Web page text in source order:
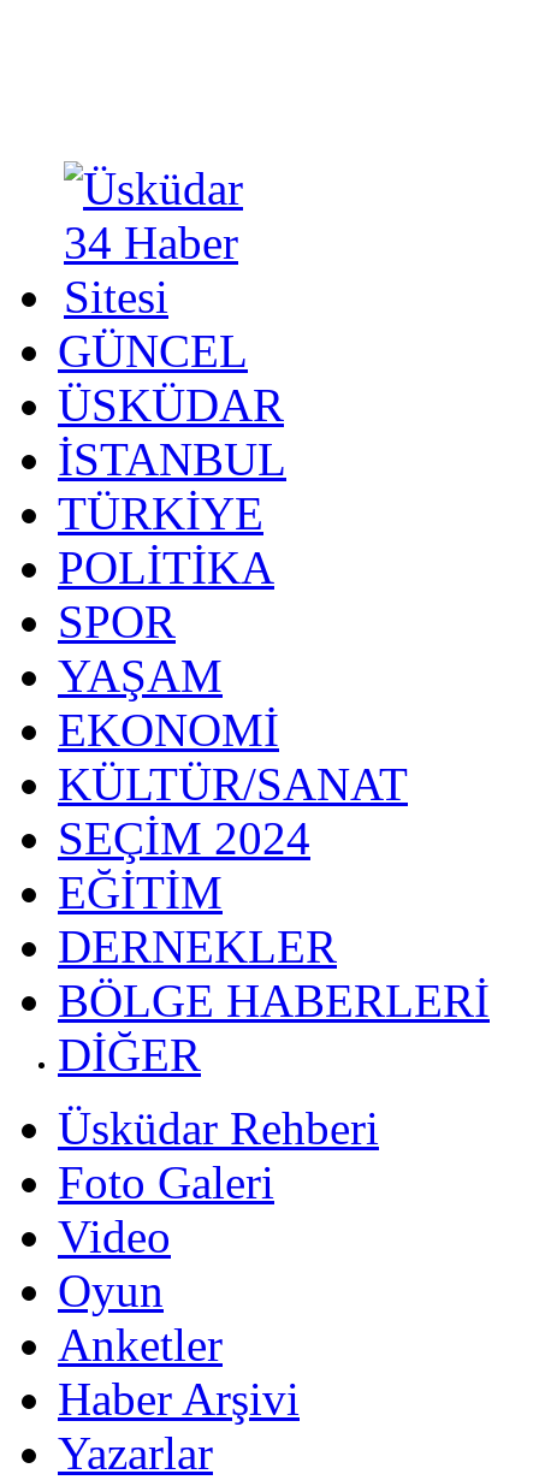
GÜNCEL
ÜSKÜDAR
İSTANBUL
TÜRKİYE
POLİTİKA
SPOR
YAŞAM
EKONOMİ
KÜLTÜR/SANAT
SEÇİM 2024
EĞİTİM
DERNEKLER
BÖLGE HABERLERİ
DİĞER
Üsküdar Rehberi
Foto Galeri
Video
Oyun
Anketler
Haber Arşivi
Yazarlar